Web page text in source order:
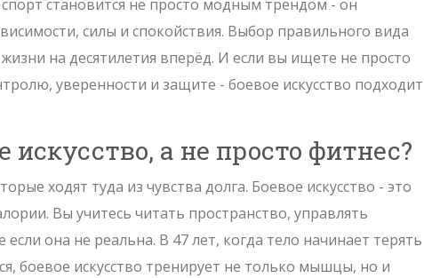
становится не просто модным трендом - он
силы и спокойствия. Выбор правильного вида
на десятилетия вперёд. И если вы ищете не просто
уверенности и защите - боевое искусство подходит
а не просто фитнес?
ходят туда из чувства долга. Боевое искусство - это
Вы учитесь читать пространство, управлять
она не реальна. В 47 лет, когда тело начинает терять
боевое искусство тренирует не только мышцы, но и